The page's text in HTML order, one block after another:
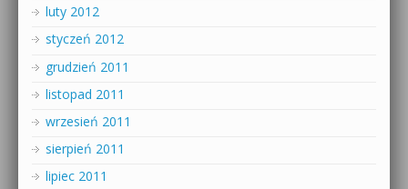
luty 2012
styczeń 2012
grudzień 2011
listopad 2011
wrzesień 2011
sierpień 2011
lipiec 2011